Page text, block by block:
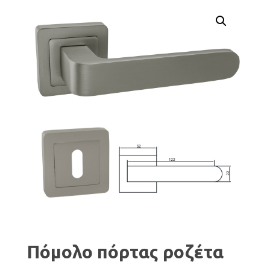
Πόμολο πόρτας ροζέτα